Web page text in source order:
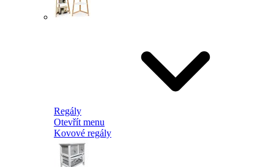
Regály
Otevřít menu
Kovové regály